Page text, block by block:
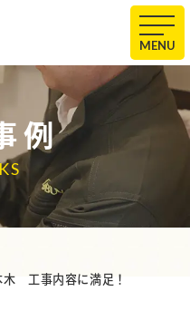
MENU
例
木 工事内容に満足！